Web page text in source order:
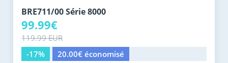
BRE711/00 Série 8000
99.99€
119.99 EUR
-17%
20.00€ économisé